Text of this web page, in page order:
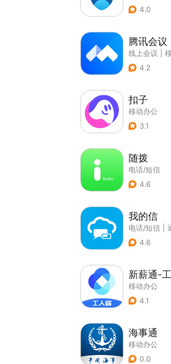
4.0
腾讯会议
线上会议
4.2
扣子
移动办公
3.1
随拨
电话/短信
4.6
我的信
电话/短信
4.6
新薪通-
移动办公
4.1
海事通
移动办公
0.0